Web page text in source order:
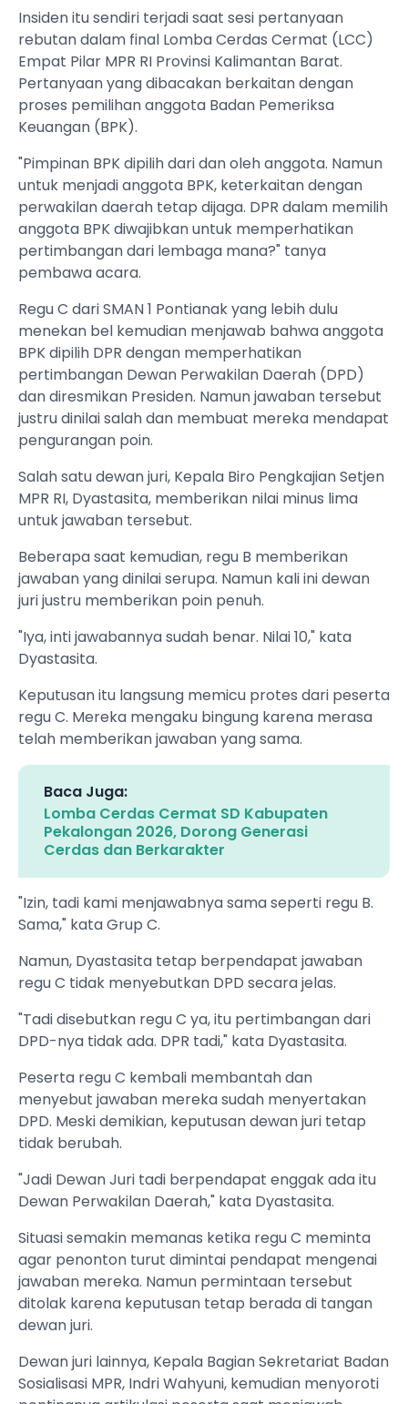
Insiden itu sendiri terjadi saat sesi pertanyaan
rebutan dalam final Lomba Cerdas Cermat (LCC)
Empat Pilar MPR RI Provinsi Kalimantan Barat.
Pertanyaan yang dibacakan berkaitan dengan
proses pemilihan anggota Badan Pemeriksa
Keuangan (BPK).
"Pimpinan BPK dipilih dari dan oleh anggota. Namun
untuk menjadi anggota BPK, keterkaitan dengan
perwakilan daerah tetap dijaga. DPR dalam memilih
anggota BPK diwajibkan untuk memperhatikan
pertimbangan dari lembaga mana?" tanya
pembawa acara.
Regu C dari SMAN 1 Pontianak yang lebih dulu
menekan bel kemudian menjawab bahwa anggota
BPK dipilih DPR dengan memperhatikan
pertimbangan Dewan Perwakilan Daerah (DPD)
dan diresmikan Presiden. Namun jawaban tersebut
justru dinilai salah dan membuat mereka mendapat
pengurangan poin.
Salah satu dewan juri, Kepala Biro Pengkajian Setjen
MPR RI, Dyastasita, memberikan nilai minus lima
untuk jawaban tersebut.
Beberapa saat kemudian, regu B memberikan
jawaban yang dinilai serupa. Namun kali ini dewan
juri justru memberikan poin penuh.
"Iya, inti jawabannya sudah benar. Nilai 10," kata
Dyastasita.
Keputusan itu langsung memicu protes dari peserta
regu C. Mereka mengaku bingung karena merasa
telah memberikan jawaban yang sama.
Baca Juga:
Lomba Cerdas Cermat SD Kabupaten
Pekalongan 2026, Dorong Generasi
Cerdas dan Berkarakter
"Izin, tadi kami menjawabnya sama seperti regu B.
Sama," kata Grup C.
Namun, Dyastasita tetap berpendapat jawaban
regu C tidak menyebutkan DPD secara jelas.
"Tadi disebutkan regu C ya, itu pertimbangan dari
DPD-nya tidak ada. DPR tadi," kata Dyastasita.
Peserta regu C kembali membantah dan
menyebut jawaban mereka sudah menyertakan
DPD. Meski demikian, keputusan dewan juri tetap
tidak berubah.
"Jadi Dewan Juri tadi berpendapat enggak ada itu
Dewan Perwakilan Daerah," kata Dyastasita.
Situasi semakin memanas ketika regu C meminta
agar penonton turut dimintai pendapat mengenai
jawaban mereka. Namun permintaan tersebut
ditolak karena keputusan tetap berada di tangan
dewan juri.
Dewan juri lainnya, Kepala Bagian Sekretariat Badan
Sosialisasi MPR, Indri Wahyuni, kemudian menyoroti